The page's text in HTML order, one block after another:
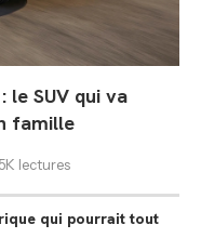
le SUV qui va
famille
lectures
qui pourrait tout